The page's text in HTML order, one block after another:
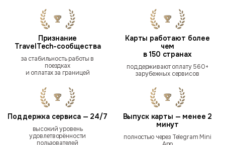
Признание
TravelTech-сообщества
за стабильность работы в
поездках
и оплатах за границей
Карты работают более
чем
в 150 странах
поддерживают оплату 560+
зарубежных сервисов
Поддержка сервиса — 24/7
высокий уровень
удовлетворённости
пользователей
Выпуск карты — менее 2
минут
полностью через Telegram Mini